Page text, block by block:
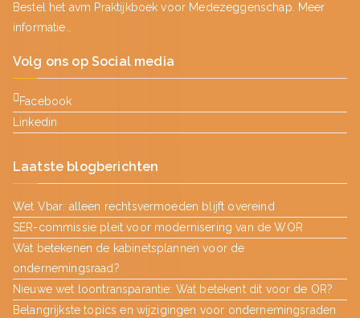
Bestel het avm Praktijkboek voor Medezeggenschap.
Meer
informatie…
Volg ons op Social media
Facebook
Linkedin
Laatste blogberichten
Wet Vbar: alleen rechtsvermoeden blijft overeind
SER-commissie pleit voor modernisering van de WOR
Wat betekenen de kabinetsplannen voor de
ondernemingsraad?
Nieuwe wet loontransparantie: Wat betekent dit voor de OR?
Belangrijkste topics en wijzigingen voor ondernemingsraden